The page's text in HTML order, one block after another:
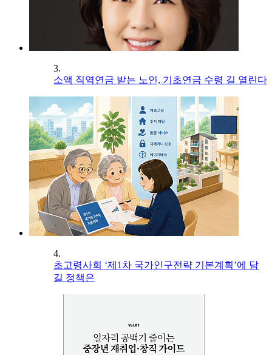
3.
소액 직역연금 받는 노인, 기초연금 수령 길 열린다
4.
초고령사회 ‘제1차 국가인구전략 기본계획’에 담
길 정책은